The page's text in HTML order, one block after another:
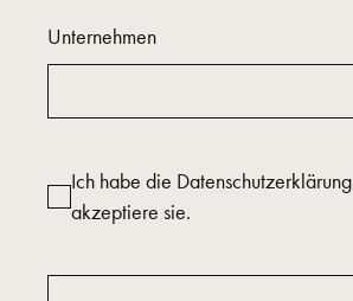
Unternehmen
Ich habe die Datenschutzerklärung
akzeptiere sie.